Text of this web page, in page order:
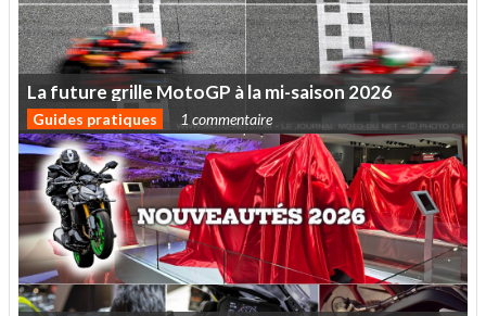
Lafuturegrille MotoGP àlami-saison 2026
Guides pratiques 1 commentaire